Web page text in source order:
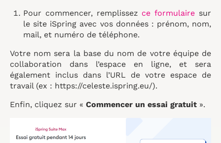
Pour commencer, remplissez ce formulaire sur
le site iSpring avec vos données : prénom, nom,
mail, et numéro de téléphone.
Votre nom sera la base du nom de votre équipe de
collaboration dans l’espace en ligne, et sera
également inclus dans l’URL de votre espace de
travail (ex : https://celeste.ispring.eu/).
Enfin, cliquez sur « Commencer un essai gratuit ».